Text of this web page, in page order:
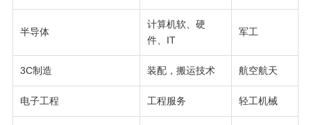
半导体
计算机软、硬
件、IT
军工
3C制造 装配，搬运技术 航空航天
电子工程 工程服务 轻工机械